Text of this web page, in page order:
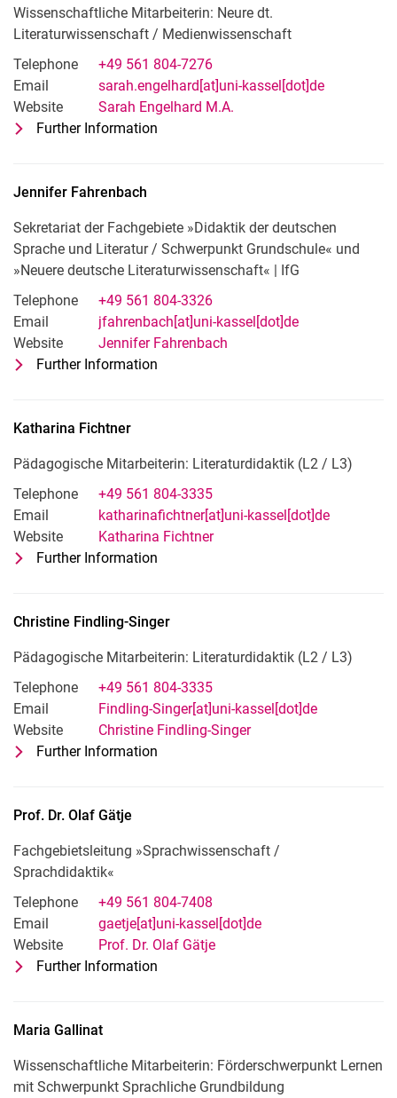
Wissenschaftliche Mitarbeiterin: Neure dt.
Literaturwissenschaft / Medienwissenschaft
Telephone
+49 561 804-7276
Email
sarah.engelhard[at]uni-kassel[dot]de
Website
Sarah Engelhard M.A.
Further Information
Jennifer Fahrenbach
Sekretariat der Fachgebiete »Didaktik der deutschen
Sprache und Literatur / Schwerpunkt Grundschule« und
»Neuere deutsche Literaturwissenschaft« | IfG
Telephone
+49 561 804-3326
Email
jfahrenbach[at]uni-kassel[dot]de
Website
Jennifer Fahrenbach
Further Information
Katharina Fichtner
Pädagogische Mitarbeiterin: Literaturdidaktik (L2 / L3)
Telephone
+49 561 804-3335
Email
katharinafichtner[at]uni-kassel[dot]de
Website
Katharina Fichtner
Further Information
Christine Findling-Singer
Pädagogische Mitarbeiterin: Literaturdidaktik (L2 /​ L3)
Telephone
+49 561 804-3335
Email
Findling-Singer[at]uni-kassel[dot]de
Website
Christine Findling-Singer
Further Information
Prof. Dr. Olaf Gätje
Fachgebietsleitung »Sprachwissenschaft /
Sprachdidaktik«
Telephone
+49 561 804-7408
Email
gaetje[at]uni-kassel[dot]de
Website
Prof. Dr. Olaf Gätje
Further Information
Maria Gallinat
Wissenschaftliche Mitarbeiterin: Förderschwerpunkt Lernen
mit Schwerpunkt Sprachliche Grundbildung